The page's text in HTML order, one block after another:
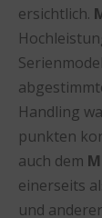
ersichtlich.
Handling
punkten
auch dem
einerseits
und